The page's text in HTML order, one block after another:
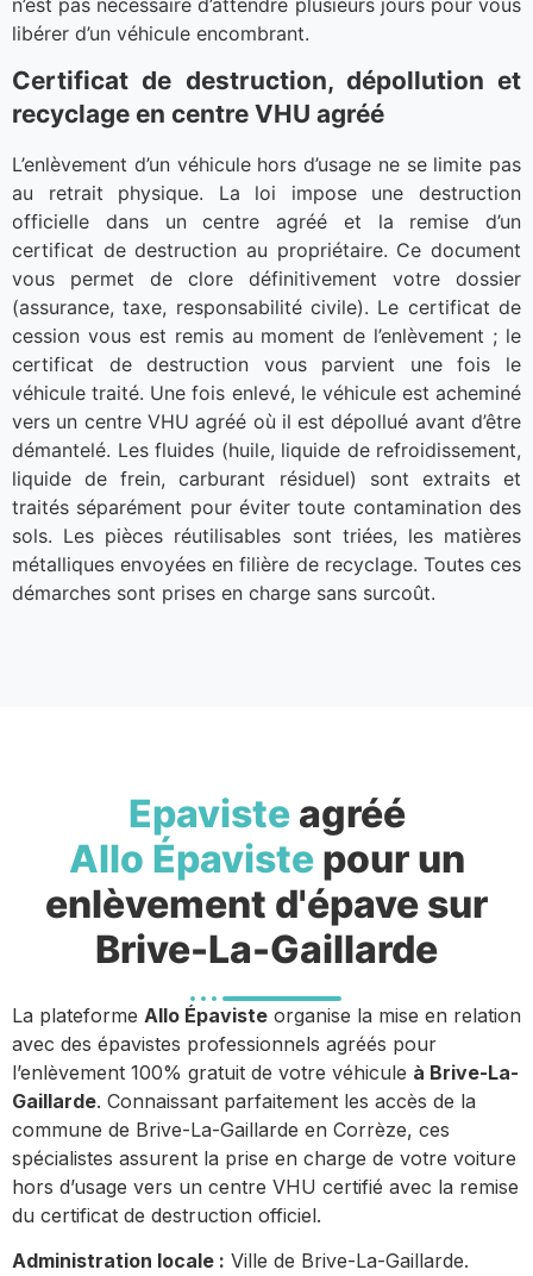
libérer d’un véhicule encombrant.
Certificat de destruction, dépollution et
recyclage en centre VHU agréé
L’enlèvement d’un véhicule hors d’usage ne se limite pas
au retrait physique. La loi impose une destruction
officielle dans un centre agréé et la remise d’un
certificat de destruction au propriétaire. Ce document
vous permet de clore définitivement votre dossier
(assurance, taxe, responsabilité civile). Le certificat de
cession vous est remis au moment de l’enlèvement ; le
certificat de destruction vous parvient une fois le
véhicule traité. Une fois enlevé, le véhicule est acheminé
vers un centre VHU agréé où il est dépollué avant d’être
démantelé. Les fluides (huile, liquide de refroidissement,
liquide de frein, carburant résiduel) sont extraits et
traités séparément pour éviter toute contamination des
sols. Les pièces réutilisables sont triées, les matières
métalliques envoyées en filière de recyclage. Toutes ces
démarches sont prises en charge sans surcoût.
Epavisteagréé
Allo Épavistepour un
enlèvement d'épave sur
Brive-La-Gaillarde
La plateforme Allo Épaviste organise la mise en relation
avec des épavistes professionnels agréés pour
l’enlèvement 100% gratuit de votre véhicule à Brive-La-
Gaillarde. Connaissant parfaitement les accès de la
commune de Brive-La-Gaillarde en Corrèze, ces
spécialistes assurent la prise en charge de votre voiture
hors d’usage vers un centre VHU certifié avec la remise
du certificat de destruction officiel.
Administration locale : Ville de Brive-La-Gaillarde.